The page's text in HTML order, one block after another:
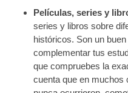
Películas, series y
series y libros sobre
históricos. Son un
complementar tus
que compruebes la
cuenta que en muchos